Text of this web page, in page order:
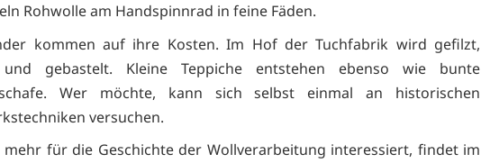
Rohwolle am Handspinnrad in feine Fäden.
kommen auf ihre Kosten. Im Hof der Tuchfabrik wird gefilzt,
gebastelt. Kleine Teppiche entstehen ebenso wie bunte
Wer möchte, kann sich selbst einmal an historischen
versuchen.
mehr für die Geschichte der Wollverarbeitung interessiert, findet im